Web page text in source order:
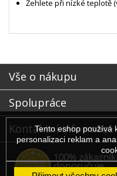
Tento eshop používá
personalizaci reklam a
Žehlete při nízké teplotě
Vše o nákupu
Spolupráce
Kontaktní informace